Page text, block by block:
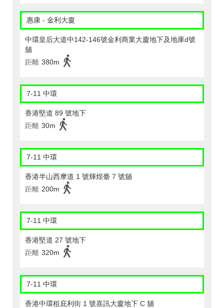
惠康 - 金利大廈
中環皇后大道中142-146號金利商業大廈地下及地庫d號
舖
距離 380m
7-11 中環
香港堅道 89 號地下
距離 30m
7-11 中環
香港半山西摩道 1 號輝煌臺 7 號舖
距離 200m
7-11 中環
香港堅道 27 號地下
距離 320m
7-11 中環
香港中環租庇利街 1 號喜訊大廈地下 C 舖